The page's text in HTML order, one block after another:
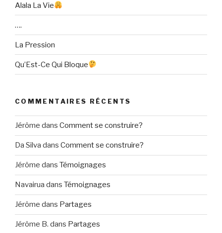
Alala La Vie
….
La Pression
Qu’Est-Ce Qui Bloque
COMMENTAIRES RÉCENTS
Jérôme dans Comment se construire?
Da Silva dans Comment se construire?
Jérôme dans Témoignages
Navairua dans Témoignages
Jérôme dans Partages
Jérôme B. dans Partages